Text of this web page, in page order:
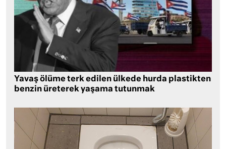
Yavaş ölüme terk edilen ülkede hurda plastikten
benzin üreterek yaşama tutunmak